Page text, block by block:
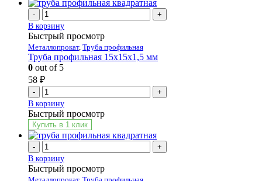
-
+
В корзину
Быстрый просмотр
Металлопрокат, Труба профильная
Труба профильная 15х15х1,5 мм
0 out of 5
58 ₽
-
+
В корзину
Быстрый просмотр
Купить в 1 клик
-
+
В корзину
Быстрый просмотр